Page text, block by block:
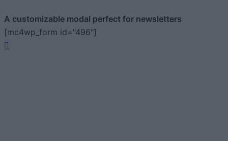
A customizable modal perfect for newsletters
[mc4wp_form id="496"]